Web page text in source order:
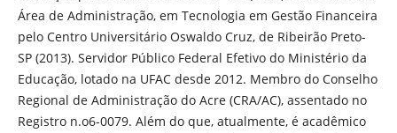
Área de Administração, em Tecnologia em Gestão Financeira
pelo Centro Universitário Oswaldo Cruz, de Ribeirão Preto-
SP (2013). Servidor Público Federal Efetivo do Ministério da
Educação, lotado na UFAC desde 2012. Membro do Conselho
Regional de Administração do Acre (CRA/AC), assentado no
Registro n.o6-0079. Além do que, atualmente, é acadêmico